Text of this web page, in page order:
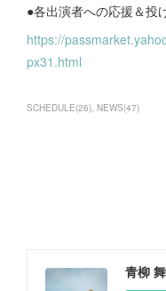
●各出演者への応援＆投
https://
px31.html
SCHEDULE(26) NEWS(47)
青柳